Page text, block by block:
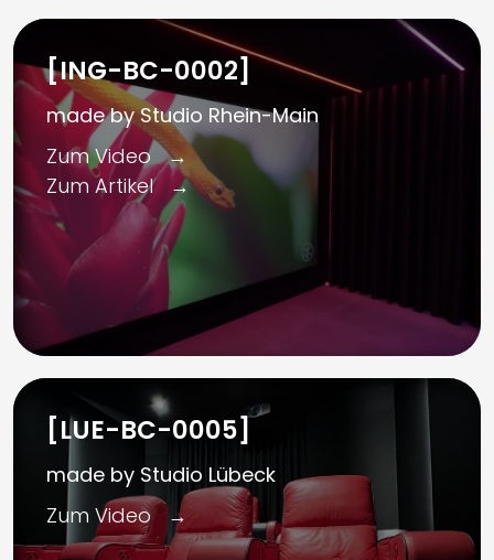
[ING-BC-0002]
made by Studio Rhein-Main
Zum Video
Zum Artikel
[LUE-BC-0005]
made by Studio Lübeck
Zum Video